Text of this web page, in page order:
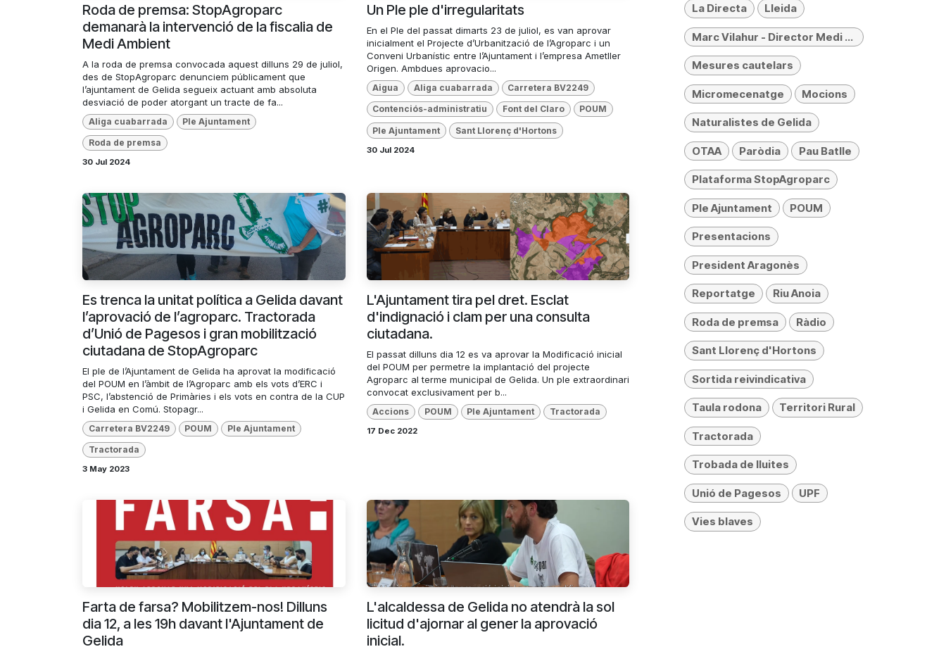
Roda de premsa: StopAgroparc
demanarà la intervenció de la fiscalia de
Medi Ambient
A la roda de premsa convocada aquest dilluns 29 de juliol,
des de StopAgroparc denunciem públicament que
l’ajuntament de Gelida segueix actuant amb absoluta
desviació de poder atorgant un tracte de fa...
Aliga cuabarrada Ple Ajuntament
Roda de premsa
30 Jul 2024
Un Ple ple d'irregularitats
En el Ple del passat dimarts 23 de juliol, es van aprovar
inicialment el Projecte d’Urbanització de l’Agroparc i un
Conveni Urbanístic entre l’Ajuntament i l’empresa Ametller
Origen. Ambdues aprovacio...
Aigua Aliga cuabarrada Carretera BV2249
Contenciós-administratiu Font del Claro POUM
Ple Ajuntament Sant Llorenç d'Hortons
30 Jul 2024
Es trenca la unitat política a Gelida davant
l’aprovació de l’agroparc. Tractorada
d’Unió de Pagesos i gran mobilització
ciutadana de StopAgroparc
El ple de l’Ajuntament de Gelida ha aprovat la modificació
del POUM en l’àmbit de l’Agroparc amb els vots d’ERC i
PSC, l’abstenció de Primàries i els vots en contra de la CUP
i Gelida en Comú. Stopagr...
Carretera BV2249 POUM Ple Ajuntament
Tractorada
3 May 2023
L'Ajuntament tira pel dret. Esclat
d'indignació i clam per una consulta
ciutadana.
El passat dilluns dia 12 es va aprovar la Modificació inicial
del POUM per permetre la implantació del projecte
Agroparc al terme municipal de Gelida. Un ple extraordinari
convocat exclusivament per b...
Accions POUM Ple Ajuntament Tractorada
17 Dec 2022
Farta de farsa? Mobilitzem-nos! Dilluns
dia 12, a les 19h davant l'Ajuntament de
Gelida
L'alcaldessa de Gelida no atendrà la sol
licitud d'ajornar al gener la aprovació
inicial.
La Directa Lleida
Marc Vilahur - Director Medi Ambient
Mesures cautelars
Micromecenatge Mocions
Naturalistes de Gelida
OTAA Paròdia Pau Batlle
Plataforma StopAgroparc
Ple Ajuntament POUM
Presentacions
President Aragonès
Reportatge Riu Anoia
Roda de premsa Ràdio
Sant Llorenç d'Hortons
Sortida reivindicativa
Taula rodona Territori Rural
Tractorada
Trobada de lluites
Unió de Pagesos UPF
Vies blaves